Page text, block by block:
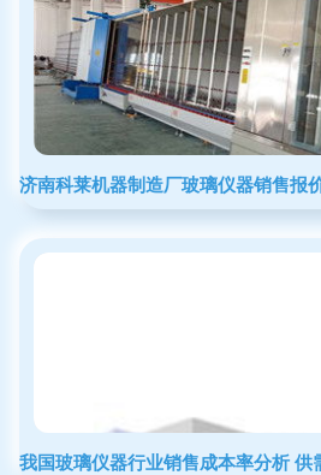
济南科莱机器制造厂玻璃仪器销售报
我国玻璃仪器行业销售成本率分析